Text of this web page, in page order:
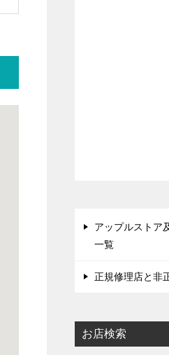
アップルストア
一覧
正規修理店と非
お店検索